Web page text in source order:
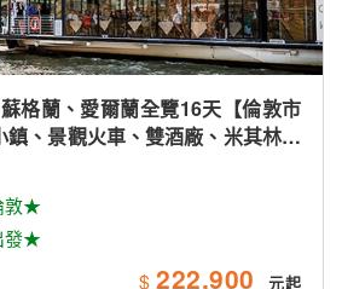
8+1日(★網卡★★德國風味料理)
11/16.30、12/14；2027/1/11.25、